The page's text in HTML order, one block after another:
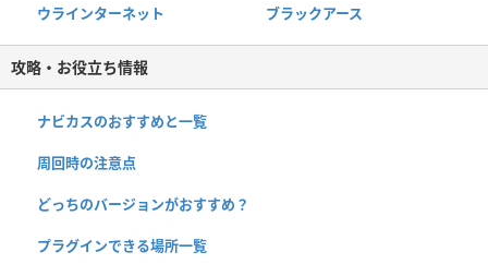
ウラインターネット ブラックアース
攻略・お役立ち情報
ナビカスのおすすめと一覧
周回時の注意点
どっちのバージョンがおすすめ？
プラグインできる場所一覧